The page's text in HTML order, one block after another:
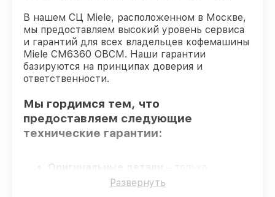
В нашем СЦ Miele, расположенном в Москве,
мы предоставляем высокий уровень сервиса
и гарантий для всех владельцев кофемашины
Miele CM6360 OBCM. Наши гарантии
базируются на принципах доверия и
ответственности.
Мы гордимся тем, что
предоставляем следующие
технические гарантии:
Оригинальные детали
подлинные комплектующие.
Развернуть